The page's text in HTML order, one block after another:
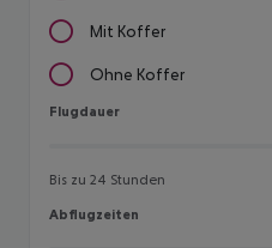
Mit Koffer
Ohne Koffer
Flugdauer
Flugdauer
Bis zu 24 Stunden
Abflugzeiten
Abflugzeiten